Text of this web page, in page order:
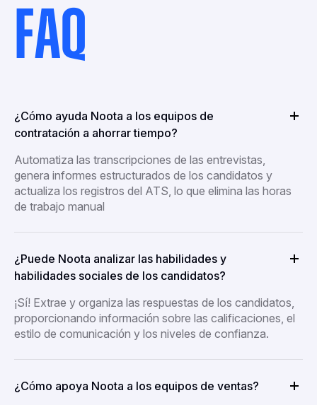
FAQ
¿Cómo ayuda Noota a los equipos de
contratación a ahorrar tiempo?
Automatiza las transcripciones de las entrevistas,
genera informes estructurados de los candidatos y
actualiza los registros del ATS, lo que elimina las horas
de trabajo manual
¿Puede Noota analizar las habilidades y
habilidades sociales de los candidatos?
¡Sí! Extrae y organiza las respuestas de los candidatos,
proporcionando información sobre las calificaciones, el
estilo de comunicación y los niveles de confianza.
¿Cómo apoya Noota a los equipos de ventas?